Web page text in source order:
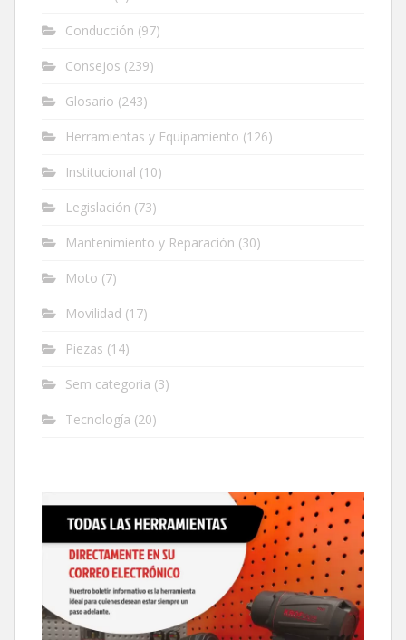
Conducción (97)
Consejos (239)
Glosario (243)
Herramientas y Equipamiento (126)
Institucional (10)
Legislación (73)
Mantenimiento y Reparación (30)
Moto (7)
Movilidad (17)
Piezas (14)
Sem categoria (3)
Tecnología (20)